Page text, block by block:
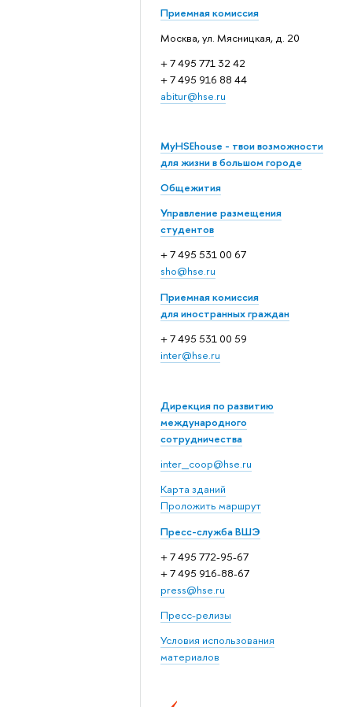
Приемная комиссия
Москва, ул. Мясницкая, д. 20
+ 7 495 771 32 42
+ 7 495 916 88 44
abitur@hse.ru
MyHSEhouse - твои возможности
для жизни в большом городе
Общежития
Управление размещения
студентов
+ 7 495 531 00 67
sho@hse.ru
Приемная комиссия
для иностранных граждан
+ 7 495 531 00 59
inter@hse.ru
Дирекция по развитию
международного
сотрудничества
inter_coop@hse.ru
Карта зданий
Проложить маршрут
Пресс-служба ВШЭ
+ 7 495 772-95-67
+ 7 495 916-88-67
press@hse.ru
Пресс-релизы
Условия использования
материалов